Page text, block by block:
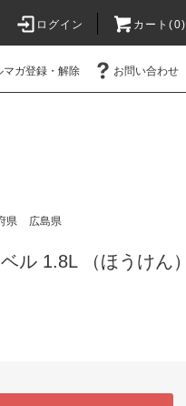
ログイン カート(0)
マガ登録・解除 お問い合わせ
県 広島県
ル 1.8L （ほうけん）